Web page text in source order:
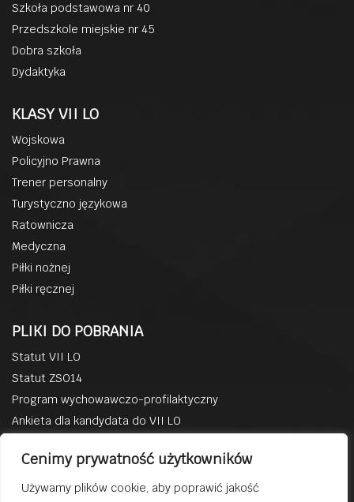
Cenimy prywatność użytkowników
Używamy plików cookie, aby poprawić jakość
Szkoła podstawowa nr 40
Przedszkole miejskie nr 45
Dobra szkoła
Dydaktyka
KLASY VII LO
Wojskowa
Policyjno Prawna
Trener personalny
Turystyczno językowa
Ratownicza
Medyczna
Piłki nożnej
Piłki ręcznej
PLIKI DO POBRANIA
Statut VII LO
Statut ZSO14
Program wychowawczo-profilaktyczny
Ankieta dla kandydata do VII LO
BACZYN W MEDIACH
Facebook